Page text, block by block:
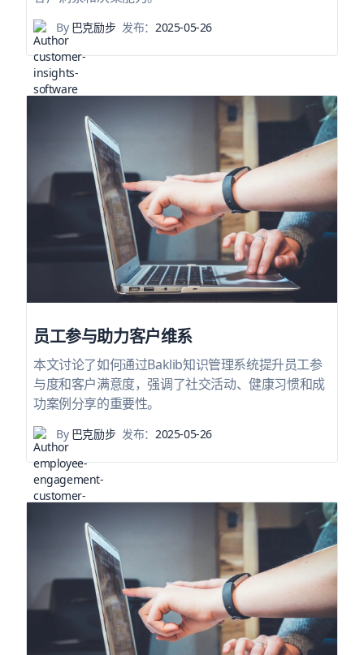
By巴克励步 发布：2025-05-26
员工参与助力客户维系
本文讨论了如何通过Baklib知识管理系统提升员工参
与度和客户满意度，强调了社交活动、健康习惯和成
功案例分享的重要性。
By巴克励步 发布： 2025-05-26